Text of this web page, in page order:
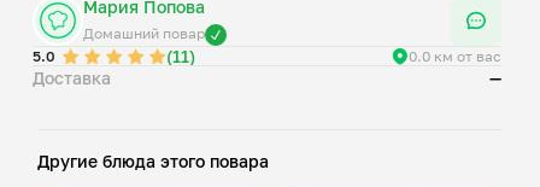
Мария Попова
Домашний повар
5.0
(11) 0.0 км от вас
Доставка —
Другие блюда этого повара